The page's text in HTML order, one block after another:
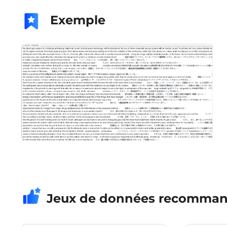
Exemple
Jeux de données